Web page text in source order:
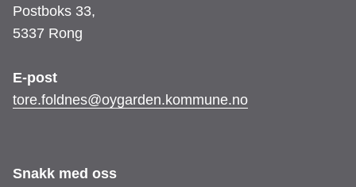
Postboks 33,
5337 Rong
E-post
tore.foldnes@oygarden.kommune.no
Snakk med oss